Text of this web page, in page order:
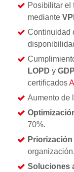
Posibilitar el
mediante
Continuidad
LOPD y
certificados
Aumento de
70%.
Priorización
organización.
Soluciones